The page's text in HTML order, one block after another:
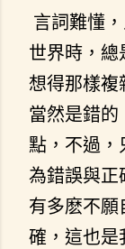
言詞難懂
世界時，
想得那樣複
當然是錯的
點，不過
為錯誤與正
有多麽不願
確，這也是